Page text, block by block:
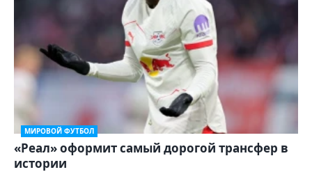
МИРОВОЙ ФУТБОЛ
«Реал» оформит самый дорогой трансфер в
истории